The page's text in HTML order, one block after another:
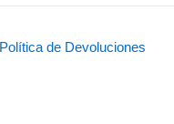
Política de Devoluciones